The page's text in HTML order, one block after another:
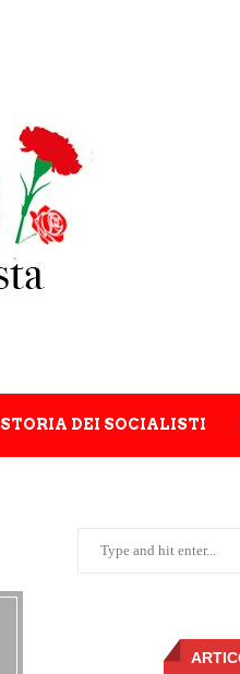
STORIA DEI SOCIALISTI